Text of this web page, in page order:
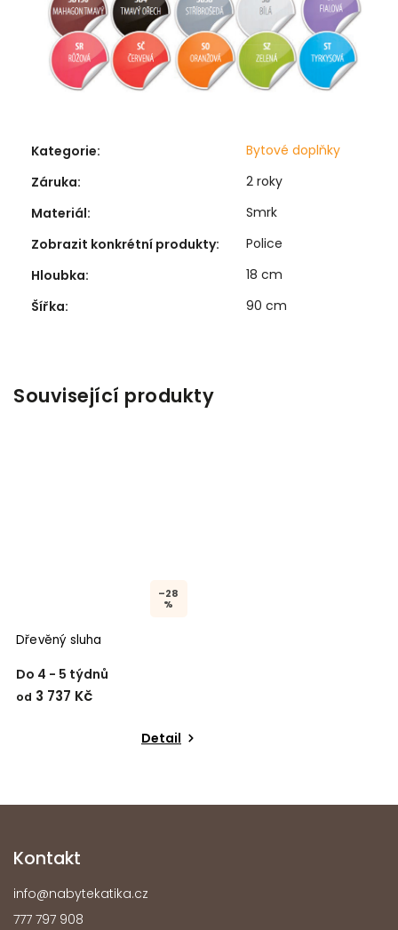
Kategorie:
Bytové doplňky
Záruka:
2 roky
Materiál:
Smrk
Zobrazit konkrétní produkty:
Police
Hloubka:
18 cm
Šířka: 90 cm
Související produkty
–28
%
Dřevěný sluha
Do 4 - 5 týdnů
od 3 737 Kč
Detail
Kontakt
info@nabytekatika.cz
777 797 908